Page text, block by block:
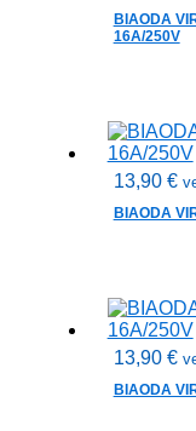
BIAODA
16A/250V
13,90 €
BIAODA
13,90 €
BIAODA